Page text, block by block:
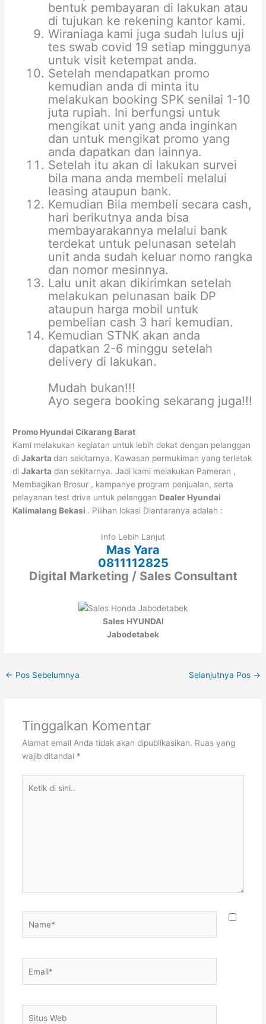
bentuk pembayaran di lakukan atau
di tujukan ke rekening kantor kami.
Wiraniaga kami juga sudah lulus uji
tes swab covid 19 setiap minggunya
untuk visit ketempat anda.
Setelah mendapatkan promo
kemudian anda di minta itu
melakukan booking SPK senilai 1-10
juta rupiah. Ini berfungsi untuk
mengikat unit yang anda inginkan
dan untuk mengikat promo yang
anda dapatkan dan lainnya.
Setelah itu akan di lakukan survei
bila mana anda membeli melalui
leasing ataupun bank.
Kemudian Bila membeli secara cash,
hari berikutnya anda bisa
membayarakannya melalui bank
terdekat untuk pelunasan setelah
unit anda sudah keluar nomo rangka
dan nomor mesinnya.
Lalu unit akan dikirimkan setelah
melakukan pelunasan baik DP
ataupun harga mobil untuk
pembelian cash 3 hari kemudian.
Kemudian STNK akan anda
dapatkan 2-6 minggu setelah
delivery di lakukan.
Mudah bukan!!!
Ayo segera booking sekarang juga!!!
Promo Hyundai Cikarang Barat
Kami melakukan kegiatan untuk lebih dekat dengan pelanggan
diJakartadan sekitarnya. Kawasan permukiman yang terletak
diJakarta dan sekitarnya. Jadi kami melakukan Pameran ,
Membagikan Brosur , kampanye program penjualan, serta
pelayanan test drive untuk pelanggan Dealer Hyundai
Kalimalang Bekasi . Pilihan lokasi Diantaranya adalah :
Info Lebih Lanjut
Mas Yara
0811112825
Digital Marketing / Sales Consultant
Sales HYUNDAI
Jabodetabek
← Pos Sebelumnya Selanjutnya Pos →
Tinggalkan Komentar
Alamat email Anda tidak akan dipublikasikan. Ruas yang
wajib ditandai *